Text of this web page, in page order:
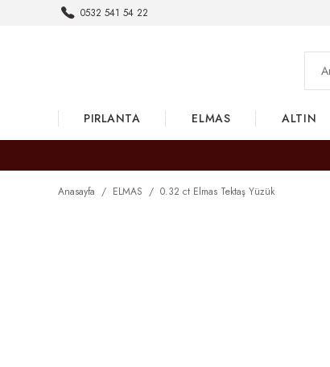
0532 541 54 22
PIRLANTA ELMAS ALTIN
Anasayfa ELMAS 0.32 ct Elmas Tektaş Yüzük